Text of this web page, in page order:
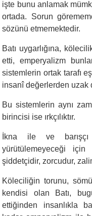
işte bunu anlamak
ortada. Sorun
sözünü etmemektedir.
Batı uygarlığına,
etti, emperyalizm
sistemlerin ortak tarafı
insanî değerlerden uzak
Bu sistemlerin aynı
birincisi ise ırkçılıktır.
İkna ile ve barışçı
yürütülemeyeceği için
şiddetçidir, zorcudur,
Köleciliğin torunu,
kendisi olan Batı,
ettiğinden insanlıkla